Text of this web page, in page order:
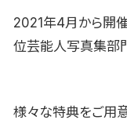
2021年4月から開
位芸能人写真集部
様々な特典をご用意